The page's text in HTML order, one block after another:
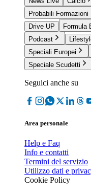
Probabili Formazioni
Drive UP
Formula
Podcast
Speciali Europei
Speciale Scudetti
Seguici anche su
Area personale
Help e Faq
Info e contatti
Termini del servizio
Utilizzo dati e
Cookie Policy